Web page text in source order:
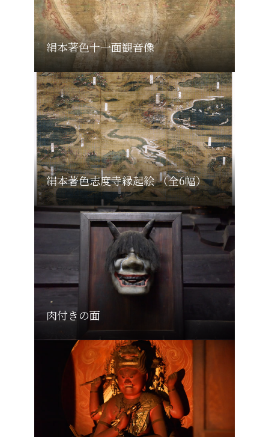
絹本著色十一面観音像
絹本著色志度寺縁起絵 （全6幅）
肉付きの面